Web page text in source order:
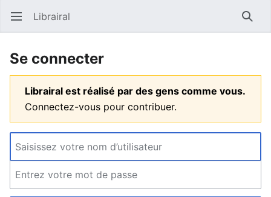
Ouvrir le menu principal Librairal
Se connecter
Librairal est réalisé par des gens comme vous.
Connectez-vous pour contribuer.